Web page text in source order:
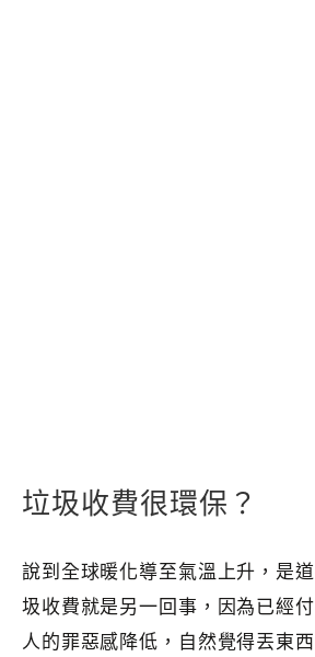
垃圾收費很環保？
說到全球暖化導至氣溫上升，是
圾收費就是另一回事，因為已經
人的罪惡感降低，自然覺得丟東